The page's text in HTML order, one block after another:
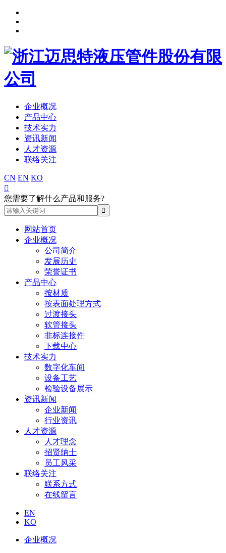
企业概况
产品中心
技术实力
资讯新闻
人才资源
联络关注
CN EN KO

您需要了解什么产品和服务?
网站首页
企业概况
公司简介
发展历史
荣誉证书
产品中心
按材质
按表面处理方式
过渡接头
软管接头
非标连接件
下载中心
技术实力
数字化车间
设备工艺
检验设备展示
资讯新闻
企业新闻
行业资讯
人才资源
人才理念
招贤纳士
员工风采
联络关注
联系方式
在线留言
EN
KO
企业概况